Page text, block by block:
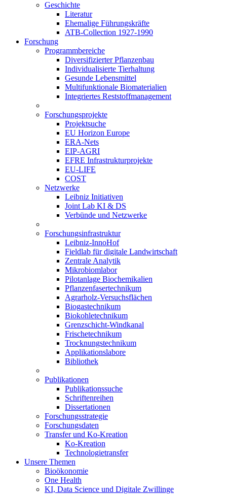
Geschichte
Literatur
Ehemalige Führungskräfte
ATB-Collection 1927-1990
Forschung
Programmbereiche
Diversifizierter Pflanzenbau
Individualisierte Tierhaltung
Gesunde Lebensmittel
Multifunktionale Biomaterialien
Integriertes Reststoffmanagement
Forschungsprojekte
Projektsuche
EU Horizon Europe
ERA-Nets
EIP-AGRI
EFRE Infrastrukturprojekte
EU-LIFE
COST
Netzwerke
Leibniz Initiativen
Joint Lab KI & DS
Verbünde und Netzwerke
Forschungsinfrastruktur
Leibniz-InnoHof
Fieldlab für digitale Landwirtschaft
Zentrale Analytik
Mikrobiomlabor
Pilotanlage Biochemikalien
Pflanzenfasertechnikum
Agrarholz-Versuchsflächen
Biogastechnikum
Biokohletechnikum
Grenzschicht-Windkanal
Frischetechnikum
Trocknungstechnikum
Applikationslabore
Bibliothek
Publikationen
Publikationssuche
Schriftenreihen
Dissertationen
Forschungsstrategie
Forschungsdaten
Transfer und Ko-Kreation
Ko-Kreation
Technologietransfer
Unsere Themen
Bioökonomie
One Health
KI, Data Science und Digitale Zwillinge